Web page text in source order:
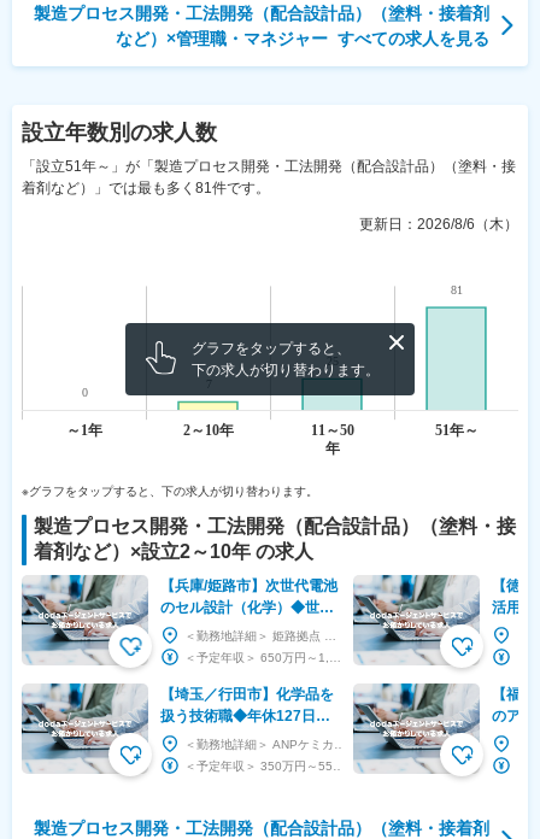
製造プロセス開発・工法開発（配合設計品）（塗料・接着剤
など） ×管理職・マネジャー すべての求人を見る
設立年数別の求人数
「設立51年～」が「製造プロセス開発・工法開発（配合設計品）（塗料・接
着剤など）」では最も多く81件です。
更新日： 2026/8/6（木）
グラフをタップすると、
下の求人が切り替わります。
※グラフをタップすると、下の求人が切り替わります。
製造プロセス開発・工法開発（配合設計品）（塗料・接
着剤など） ×設立2～10年の求人
【兵庫/姫路市】次世代電池
のセル設計（化学）◆世界
最高スペックの車載バッテ
リー／業界TOP級メーカー
【埼玉／行田市】化学品を
扱う技術職◆年休127日◆
完全週休2日／福利厚生充
実◎有給休暇取得率80％
【徳
活用に
化・
メーカ
【福
のアプ
ニア※
世界
製造プロセス開発・工法開発（配合設計品）（塗料・接着剤